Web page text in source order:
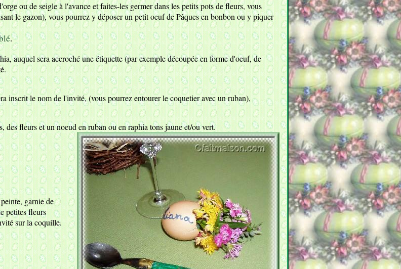
ou de seigle à l'avance et faites-les germer dans les petits pots de fleurs, vous
le gazon), vous pourrez y déposer un petit oeuf de Pâques en bonbon ou y piquer
.
auquel sera accroché une étiquette (par exemple découpée en forme d'oeuf, de
inscrit le nom de l'invité, (vous pourrez entourer le coquetier avec un ruban),
des fleurs et un noeud en ruban ou en raphia tons jaune et/ou vert.
garnie de
petites fleurs
sur la coquille.